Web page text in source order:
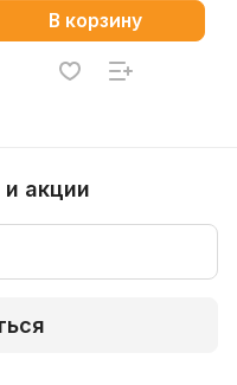
В корзину
и акции